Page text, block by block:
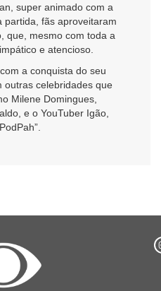
super animado com a
partida, fãs aproveitaram
que, mesmo com toda a
e atencioso.
a conquista do seu
outras celebridades que
Milene Domingues,
e o YouTuber Igão,